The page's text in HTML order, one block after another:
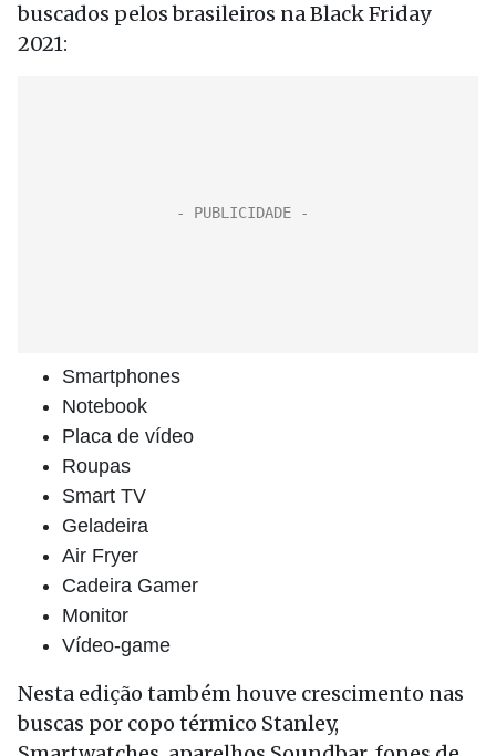
buscados pelos brasileiros na Black Friday
2021:
Smartphones
Notebook
Placa de vídeo
Roupas
Smart TV
Geladeira
Air Fryer
Cadeira Gamer
Monitor
Vídeo-game
Nesta edição também houve crescimento nas
buscas por copo térmico Stanley,